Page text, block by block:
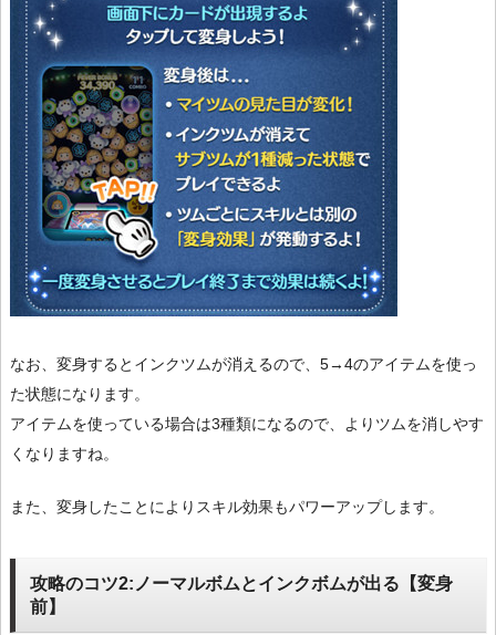
なお、変身するとインクツムが消えるので、5→4のアイテムを使っ
た状態になります。
アイテムを使っている場合は3種類になるので、よりツムを消しやす
くなりますね。
また、変身したことによりスキル効果もパワーアップします。
攻略のコツ2:ノーマルボムとインクボムが出る【変身
前】